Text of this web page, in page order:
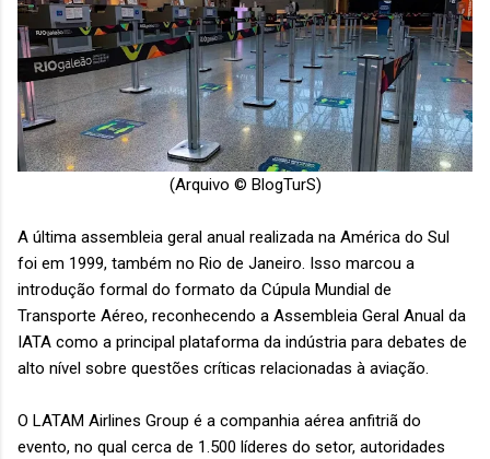
(Arquivo © BlogTurS)
A última assembleia geral anual realizada na América do Sul
foi em 1999, também no Rio de Janeiro. Isso marcou a
introdução formal do formato da Cúpula Mundial de
Transporte Aéreo, reconhecendo a Assembleia Geral Anual da
IATA como a principal plataforma da indústria para debates de
alto nível sobre questões críticas relacionadas à aviação.
O LATAM Airlines Group é a companhia aérea anfitriã do
evento, no qual cerca de 1.500 líderes do setor, autoridades